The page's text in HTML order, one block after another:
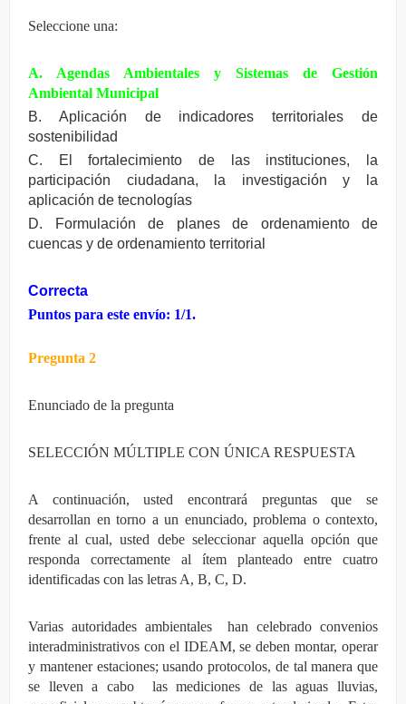
Seleccione una:
A. Agendas Ambientales y Sistemas de Gestión
Ambiental Municipal
B. Aplicación de indicadores territoriales de
sostenibilidad
C. El fortalecimiento de las instituciones, la
participación ciudadana, la investigación y la
aplicación de tecnologías
D. Formulación de planes de ordenamiento de
cuencas y de ordenamiento territorial
Correcta
Puntos para este envío: 1/1.
Pregunta 2
Enunciado de la pregunta
SELECCIÓN MÚLTIPLE CON ÚNICA RESPUESTA
A continuación, usted encontrará preguntas que se
desarrollan en torno a un enunciado, problema o contexto,
frente al cual, usted debe seleccionar aquella opción que
responda correctamente al ítem planteado entre cuatro
identificadas con las letras A, B, C, D.
Varias autoridades ambientales han celebrado convenios
interadministrativos con el IDEAM, se deben montar, operar
y mantener estaciones; usando protocolos, de tal manera que
se lleven a cabo las mediciones de las aguas lluvias,